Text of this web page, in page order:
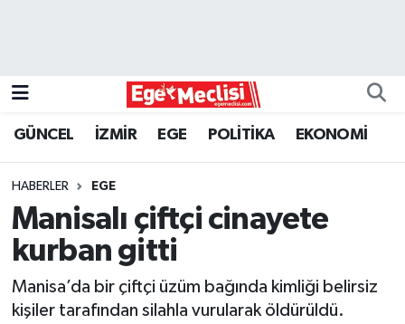
GÜNCEL İZMİR EGE POLİTİKA EKONOMİ
HABERLER EGE
Manisalı çiftçi cinayete
kurban gitti
Manisa’da bir çiftçi üzüm bağında kimliği belirsiz
kişiler tarafından silahla vurularak öldürüldü.
GÜNCEL
İZMİR
ÖZEL HABER